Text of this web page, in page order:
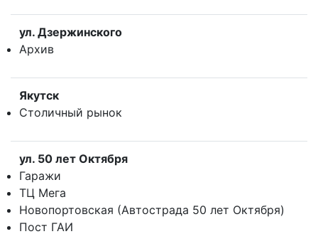
ул. Дзержинского
Архив
Якутск
Столичный рынок
ул. 50 лет Октября
Гаражи
ТЦ Мега
Новопортовская (Автострада 50 лет Октября)
Пост ГАИ